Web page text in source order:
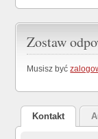
Zostaw
Musisz być
Kontakt